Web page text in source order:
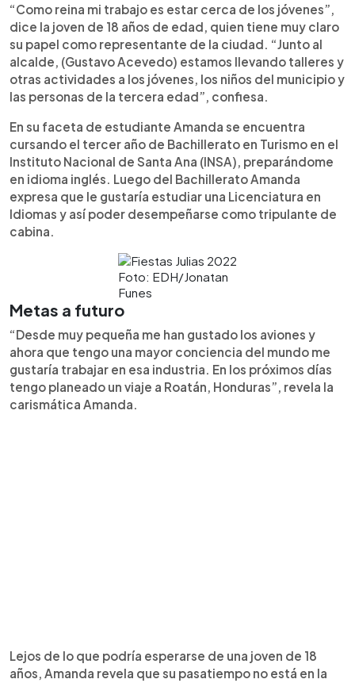
“Como reina mi trabajo es estar cerca de los jóvenes”,
dice la joven de 18 años de edad, quien tiene muy claro
su papel como representante de la ciudad. “Junto al
alcalde, (Gustavo Acevedo) estamos llevando talleres y
otras actividades a los jóvenes, los niños del municipio y
las personas de la tercera edad”, confiesa.
En su faceta de estudiante Amanda se encuentra
cursando el tercer año de Bachillerato en Turismo en el
Instituto Nacional de Santa Ana (INSA), preparándome
en idioma inglés. Luego del Bachillerato Amanda
expresa que le gustaría estudiar una Licenciatura en
Idiomas y así poder desempeñarse como tripulante de
cabina.
Foto: EDH/Jonatan
Funes
Metas a futuro
“Desde muy pequeña me han gustado los aviones y
ahora que tengo una mayor conciencia del mundo me
gustaría trabajar en esa industria. En los próximos días
tengo planeado un viaje a Roatán, Honduras”, revela la
carismática Amanda.
Lejos de lo que podría esperarse de una joven de 18
años, Amanda revela que su pasatiempo no está en la